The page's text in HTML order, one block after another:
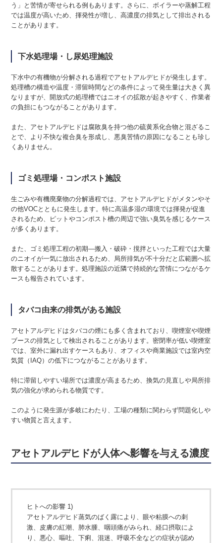
う」と苦情が寄せられる例もあります。さらに、ボイラーや蒸解工程
では温度が高いため、揮発性が増し、高濃度の排気として排出される
ことがあります。
下水処理場・し尿処理施設
下水中の有機物が分解される過程でアセトアルデヒドが発生します。
処理槽の構造や温度・滞留時間などの条件によって発生量は大きく異
なりますが、開放式の処理槽ではニオイの拡散が起きやすく、作業者
の負担にもつながることがあります。
また、アセトアルデヒドは腐敗臭を持つ他の硫黄系化合物と混ざるこ
とで、より不快な複合臭を形成し、悪臭苦情の原因になることも珍し
くありません。
ゴミ処理場・コンポスト施設
生ごみや有機廃棄物の分解過程では、アセトアルデヒドがメタンやそ
の他VOCとともに発生します。特に高温多湿の環境では揮発が促進
されるため、ピットやコンポスト槽の周辺で強い臭気を感じるケース
が多くあります。
また、ゴミ処理工程の初期—搬入・破砕・撹拌といった工程では大量
のニオイが一気に放出されるため、局所排気が不十分だと広範囲へ拡
散することがあります。処理施設の近隣で持続的な苦情につながるケ
ースも報告されています。
タバコ由来の排気がある施設
アセトアルデヒドはタバコの煙にも多く含まれており、喫煙室や喫煙
ブースの排気として検出されることがあります。密閉率が低い喫煙室
では、室外に漏れ出すケースもあり、オフィスや商業施設では室内空
気質（IAQ）の低下につながることがあります。
特に滞留しやすい場所では濃度が高まるため、換気の見直しや局所排
気の強化が求められる物質です。
このように発生源が多岐にわたり、工場の種類に関わらず問題化しや
すい物質と言えます。
アセトアルデヒドが人体へ影響を与える濃度
ヒトへの影響 1)
アセトアルデヒド蒸気のばく露により、眼や粘膜への刺
激、皮膚の紅潮、肺水腫、咽頭痛がみられ、経口摂取によ
り、悪心、嘔吐、下痢、混迷、呼吸不全などの症状が認め